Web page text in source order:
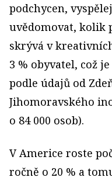
podchycen,
uvědomovat, kolik
skrývá v
3 % obyvatel, což
podle údajů od
Jihomoravského
o 84 000 osob).
V Americe roste
ročně o 20 % a